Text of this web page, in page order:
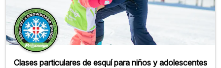
Clases particulares de esquí para niños y adolescentes